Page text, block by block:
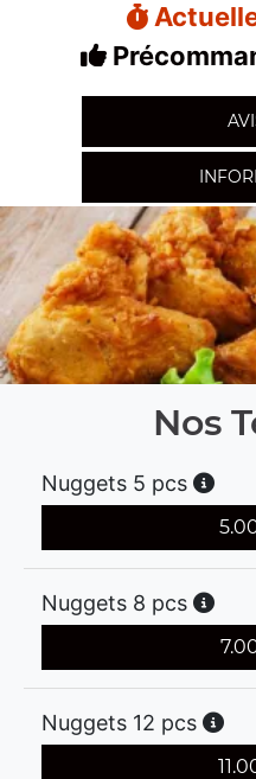
Nos
Nuggets 5 pcs
Nuggets 8 pcs
Nuggets 12 pcs